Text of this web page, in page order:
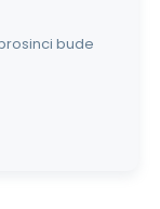
bude